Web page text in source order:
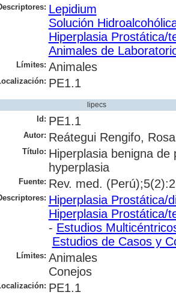
Lepidium
Solución
Hiperplasia Prostática/
Animales de
Límites: Animales
PE1.1
lipecs
Id: PE1.1
Autor: Reátegui Rengifo,
Título: Hiperplasia benigna
hyperplasia
Fuente: Rev. med.
Hiperplasia Prostática/
Hiperplasia Prostática/
- Estudios
Estudios de Casos y
Límites: Animales
Conejos
PE1.1